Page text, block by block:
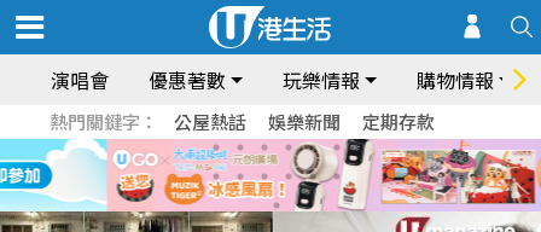
演唱會 優惠著數 玩樂情報 購物情報
熱門關鍵字： 公屋熱話 娛樂新聞 定期存款